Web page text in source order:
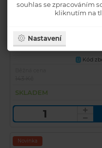
souhlas se zpracováním
kliknutím na
Nastavení
Inkoustové bombičky
OMYVATELNÉ 5ks (do
U Kód
SKLADEM
Novinka